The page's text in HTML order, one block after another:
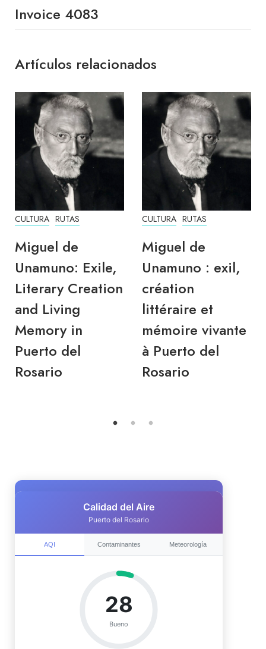
Invoice 4083
Artículos relacionados
CULTURA RUTAS
Miguel de
Unamuno: Exile,
Literary Creation
and Living
Memory in
Puerto del
Rosario
CULTURA RUTAS
Miguel de
Unamuno : exil,
création
littéraire et
mémoire vivante
à Puerto del
Rosario